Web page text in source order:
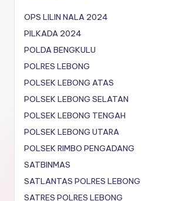
OPS LILIN NALA 2024
PILKADA 2024
POLDA BENGKULU
POLRES LEBONG
POLSEK LEBONG ATAS
POLSEK LEBONG SELATAN
POLSEK LEBONG TENGAH
POLSEK LEBONG UTARA
POLSEK RIMBO PENGADANG
SATBINMAS
SATLANTAS POLRES LEBONG
SATRES POLRES LEBONG